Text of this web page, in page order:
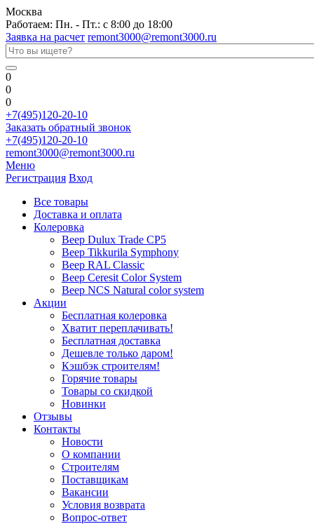
Москва
Работаем: Пн. - Пт.: с 8:00 до 18:00
Заявка на расчет remont3000@remont3000.ru
0
0
0
+7(495)120-20-10
Заказать обратный звонок
+7(495)120-20-10
remont3000@remont3000.ru
Меню
Регистрация Вход
Все товары
Доставка и оплата
Колеровка
Веер Dulux Trade CP5
Веер Tikkurila Symphony
Веер RAL Classic
Веер Ceresit Color System
Веер NCS Natural color system
Акции
Бесплатная колеровка
Хватит переплачивать!
Бесплатная доставка
Дешевле только даром!
Кэшбэк строителям!
Горячие товары
Товары со скидкой
Новинки
Отзывы
Контакты
Новости
О компании
Строителям
Поставщикам
Вакансии
Условия возврата
Вопрос-ответ